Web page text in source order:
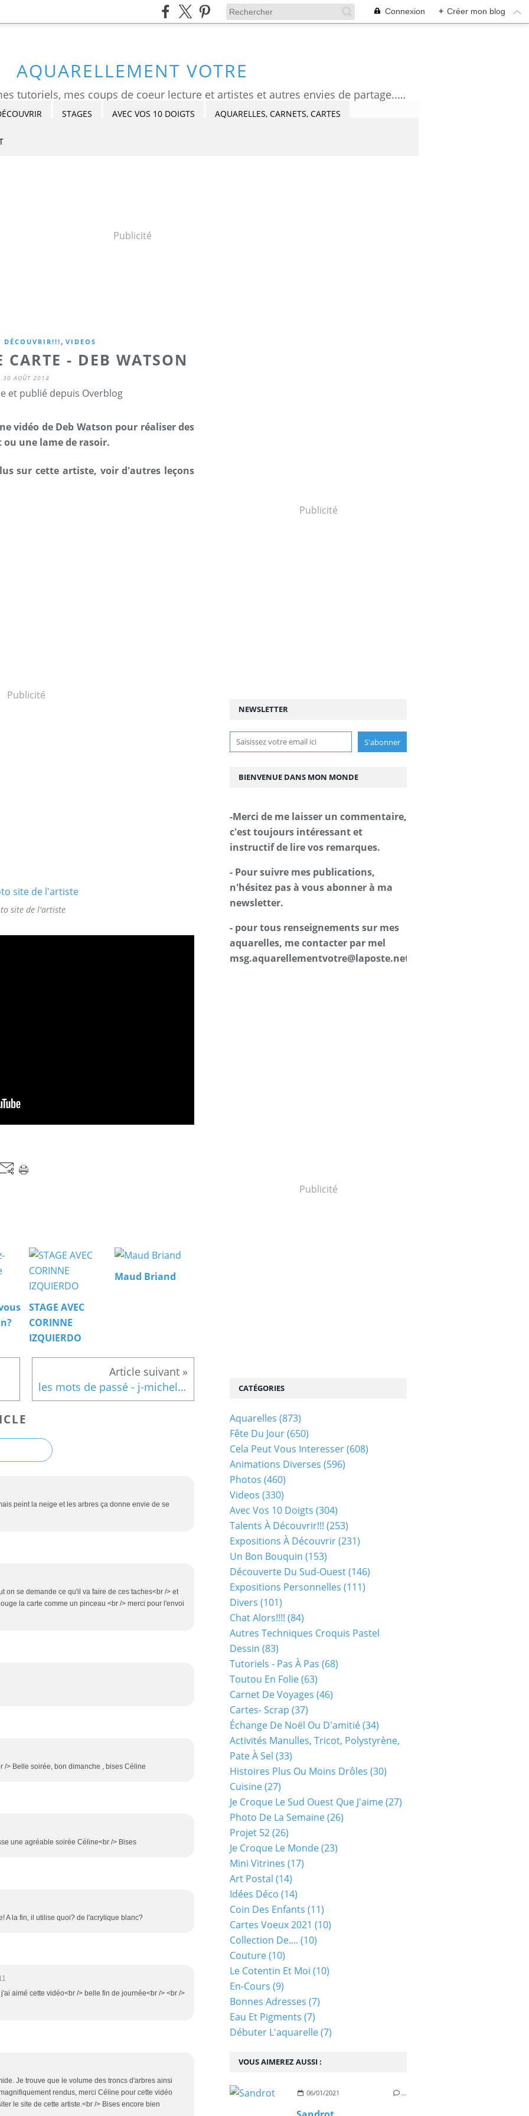
Connexion + Créer mon blog
AQUARELLEMENT VOTRE
découvrez mes aquarelles, mes tutoriels, mes coups de coeur lecture et artistes et autres envies de partage....Céline Castaingt-T.
STAGES AVEC VOS 10 DOIGTS AQUARELLES, CARNETS, CARTES
Publicité
DÉCOUVRIR!!! , VIDEOS
CARTE - DEB WATSON
30 AOÛT 2014
et publié depuis Overblog
vidéo de Deb Watson pour réaliser des
ou une lame de rasoir.
sur cette artiste, voir d'autres leçons
Publicité
site de l'artiste
STAGE AVEC
CORINNE
IZQUIERDO
Maud Briand
les mots de passé - j-michel Denis
peint la neige et les arbres ça donne envie de se
on se demande ce qu'il va faire de ces taches<br /> et
la carte comme un pinceau <br /> merci pour l'envoi
/> Belle soirée, bon dimanche , bises Céline
une agréable soirée Céline<br /> Bises
A la fin, il utilise quoi? de l'acrylique blanc?
aimé cette vidéo<br /> belle fin de journée<br /> <br />
Je trouve que le volume des troncs d'arbres ainsi
rendus, merci Céline pour cette vidéo
le site de cette artiste.<br /> Bises encore bien
Publicité
NEWSLETTER
Publicité
VOUS AIMEREZ AUSSI :
06/01/2021 …
CATÉGORIES
Aquarelles (873)
Fête Du Jour(650)
Cela Peut Vous Interesser(608)
Animations Diverses (596)
Photos (460)
Videos (330)
Avec Vos 10 Doigts (304)
Talents À Découvrir!!! (253)
Expositions À Découvrir(231)
Un Bon Bouquin (153)
Découverte Du Sud-Ouest(146)
Expositions Personnelles (111)
Divers (101)
Chat Alors!!!! (84)
Autres Techniques Croquis Pastel
Dessin (83)
Tutoriels - Pas À Pas (68)
Toutou En Folie(63)
Carnet De Voyages (46)
Cartes- Scrap (37)
Échange De Noël Ou D'amitié(34)
Activités Manulles, Tricot, Polystyrène,
Pate À Sel (33)
Histoires Plus Ou Moins Drôles (30)
Cuisine(27)
Je Croque Le Sud Ouest Que J'aime(27)
Photo De La Semaine(26)
Projet 52(26)
Je Croque Le Monde(23)
Mini Vitrines (17)
Art Postal (14)
Idées Déco (14)
Coin Des Enfants (11)
Cartes Voeux 2021 (10)
Collection De.... (10)
Couture(10)
Le Cotentin Et Moi (10)
En-Cours (9)
Bonnes Adresses (7)
Eau Et Pigments (7)
Débuter L'aquarelle(7)
BIENVENUE DANS MON MONDE
-Merci de me laisser un commentaire,
c'est toujours intéressant et
instructif de lire vos remarques.
- Pour suivre mes publications,
n'hésitez pas à vous abonner à ma
newsletter.
- pour tous renseignements sur mes
aquarelles, me contacter par mel
msg.aquarellementvotre@laposte.net